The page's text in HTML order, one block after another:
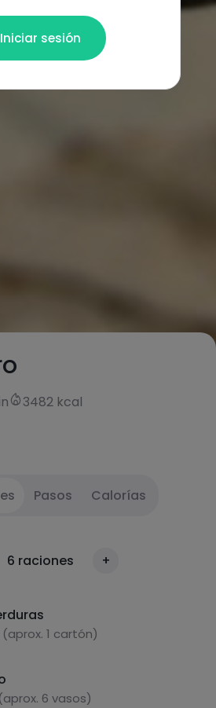
3482 kcal
Pasos Calorías
6 raciones +
1 cartón)
6 vasos)
y la tinta.
esté cocido y en su punto, lo
y ya estará listo para
Iniciar sesión